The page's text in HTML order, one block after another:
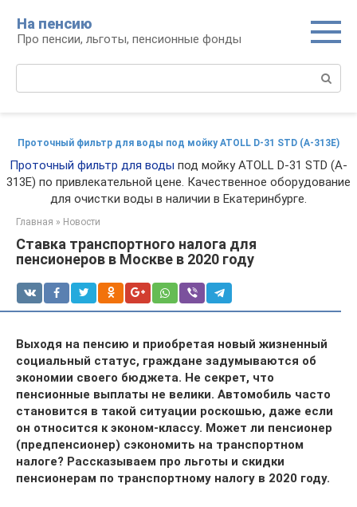
контенту
На пенсию
Про пенсии, льготы, пенсионные фонды
Проточный фильтр для воды под мойку ATOLL D-31 STD (A-313E)
Проточный фильтр для воды под мойку ATOLL D-31 STD (A-
313E) по привлекательной цене. Качественное оборудование
для очистки воды в наличии в Екатеринбурге.
Главная » Новости
Ставка транспортного налога для
пенсионеров в Москве в 2020 году
Выходя на пенсию и приобретая новый жизненный
социальный статус, граждане задумываются об
экономии своего бюджета. Не секрет, что
пенсионные выплаты не велики. Автомобиль часто
становится в такой ситуации роскошью, даже если
он относится к эконом-классу. Может ли пенсионер
(предпенсионер) сэкономить на транспортном
налоге? Рассказываем про льготы и скидки
пенсионерам по транспортному налогу в 2020 году.